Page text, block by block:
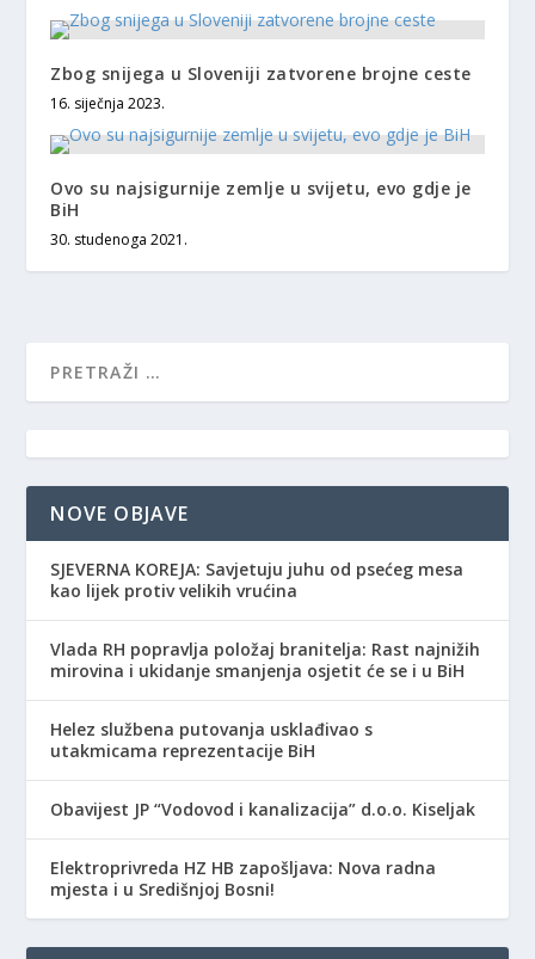
Zbog snijega u Sloveniji zatvorene brojne ceste
16. siječnja 2023.
Ovo su najsigurnije zemlje u svijetu, evo gdje je
BiH
30. studenoga 2021.
NOVE OBJAVE
SJEVERNA KOREJA: Savjetuju juhu od psećeg mesa
kao lijek protiv velikih vrućina
Vlada RH popravlja položaj branitelja: Rast najnižih
mirovina i ukidanje smanjenja osjetit će se i u BiH
Helez službena putovanja usklađivao s
utakmicama reprezentacije BiH
Obavijest JP “Vodovod i kanalizacija” d.o.o. Kiseljak
Elektroprivreda HZ HB zapošljava: Nova radna
mjesta i u Središnjoj Bosni!